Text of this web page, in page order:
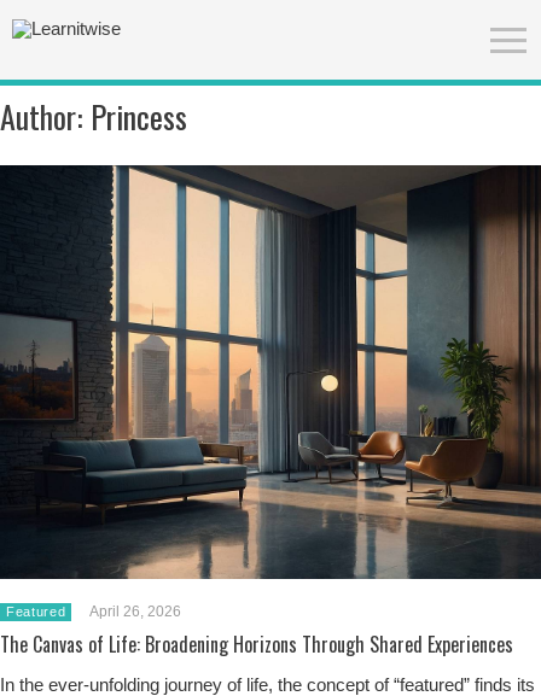
Author: Princess
Featured April 26, 2026
The Canvas of Life: Broadening Horizons Through Shared Experiences
In the ever-unfolding journey of life, the concept of “featured” finds its